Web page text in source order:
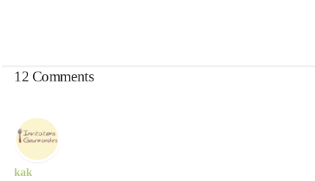
12 Comments
kak